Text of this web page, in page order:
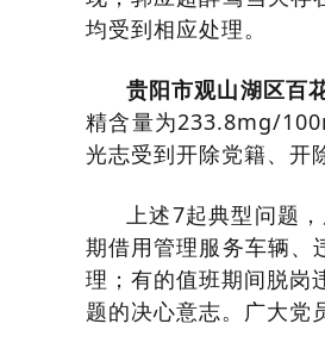
均受到相应处理。
贵阳市观山湖区百
精含量为233.8mg/
光志受到开除党籍、开
上述7起典型问题
期借用管理服务车辆、
理；有的值班期间脱岗
题的决心意志。广大党